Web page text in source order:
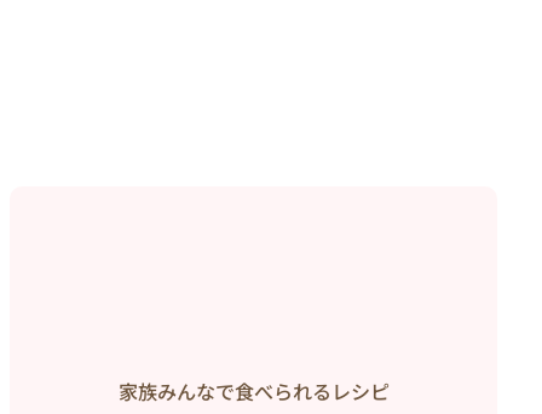
家族みんなで食べられるレシピ